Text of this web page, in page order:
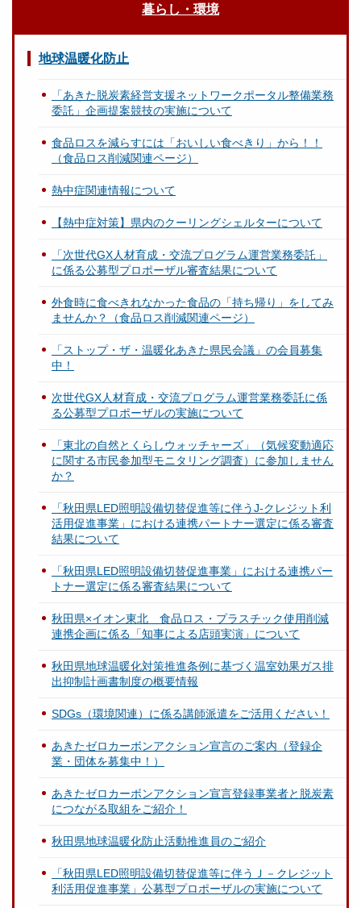
暮らし・環境
地球温暖化防止
「あきた脱炭素経営支援ネットワークポータル整備業務
委託」企画提案競技の実施について
食品ロスを減らすには「おいしい食べきり」から！！
（食品ロス削減関連ページ）
熱中症関連情報について
【熱中症対策】県内のクーリングシェルターについて
「次世代GX人材育成・交流プログラム運営業務委託」
に係る公募型プロポーザル審査結果について
外食時に食べきれなかった食品の「持ち帰り」をしてみ
ませんか？（食品ロス削減関連ページ）
「ストップ・ザ・温暖化あきた県民会議」の会員募集
中！
次世代GX人材育成・交流プログラム運営業務委託に係
る公募型プロポーザルの実施について
「東北の自然とくらしウォッチャーズ」（気候変動適応
に関する市民参加型モニタリング調査）に参加しません
か？
「秋田県LED照明設備切替促進等に伴うJ-クレジット利
活用促進事業」における連携パートナー選定に係る審査
結果について
「秋田県LED照明設備切替促進事業」における連携パー
トナー選定に係る審査結果について
秋田県×イオン東北 食品ロス・プラスチック使用削減
連携企画に係る「知事による店頭実演」について
秋田県地球温暖化対策推進条例に基づく温室効果ガス排
出抑制計画書制度の概要情報
SDGs（環境関連）に係る講師派遣をご活用ください！
あきたゼロカーボンアクション宣言のご案内（登録企
業・団体を募集中！）
あきたゼロカーボンアクション宣言登録事業者と脱炭素
につながる取組をご紹介！
秋田県地球温暖化防止活動推進員のご紹介
「秋田県LED照明設備切替促進等に伴うＪ－クレジット
利活用促進事業」公募型プロポーザルの実施について